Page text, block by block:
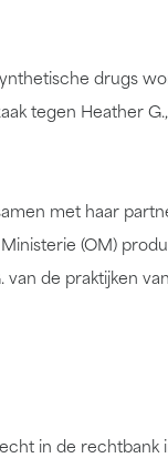
drugs
tegen Heather
met haar
(OM)
de praktijken
in de